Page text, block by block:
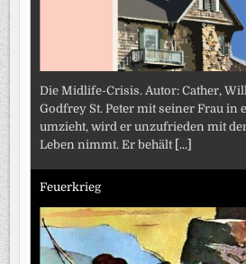
Die Midlife-Crisis. Autor: Cather,
Godfrey St. Peter mit seiner Frau in
umzieht, wird er unzufrieden mit
Leben nimmt. Er behält [...]
Feuerkrieg